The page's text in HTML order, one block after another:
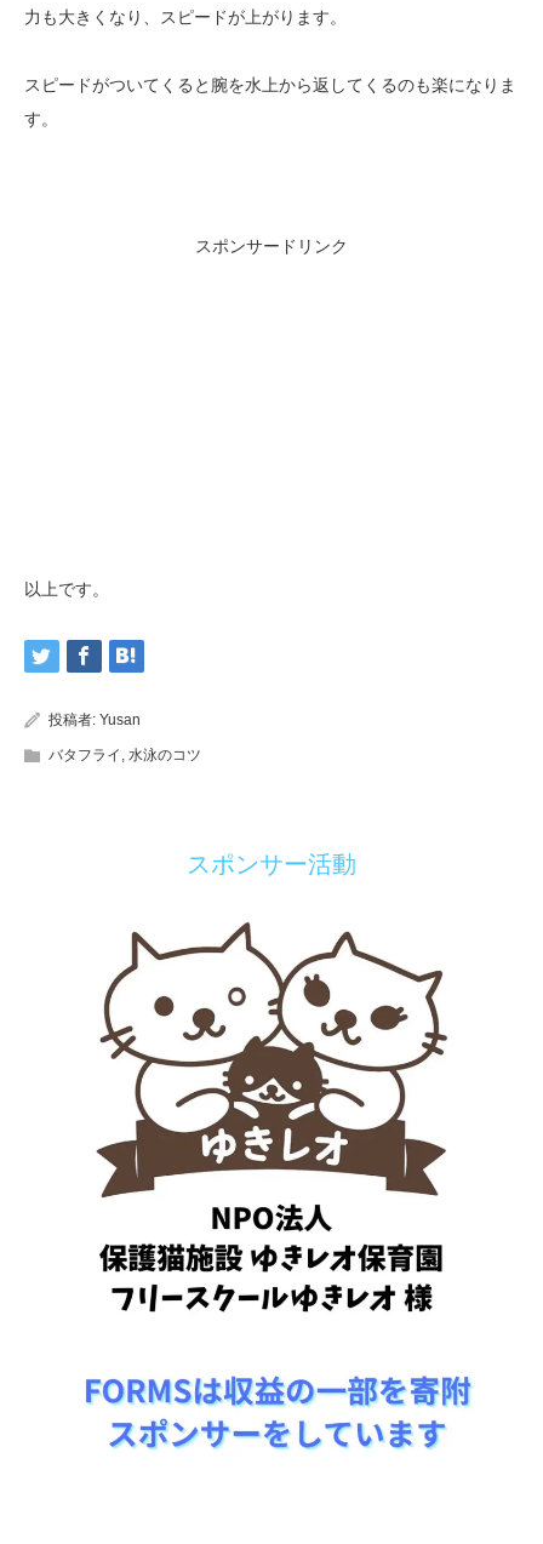
力も大きくなり、スピードが上がります。
スピードがついてくると腕を水上から返してくるのも楽になりま
す。
スポンサードリンク
以上です。
投稿者: Yusan
バタフライ , 水泳のコツ
スポンサー活動